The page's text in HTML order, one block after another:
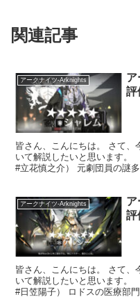
関連記事
アークナイツ-Arknights
評
皆さん、こんにちは。 さて、
いて解説したいと思います。
#立花慎之介） 元劇団員の謎
アークナイツ-Arknights
評
皆さん、こんにちは。 さて、
いて解説したいと思います。
#日笠陽子） ロドスの医療部